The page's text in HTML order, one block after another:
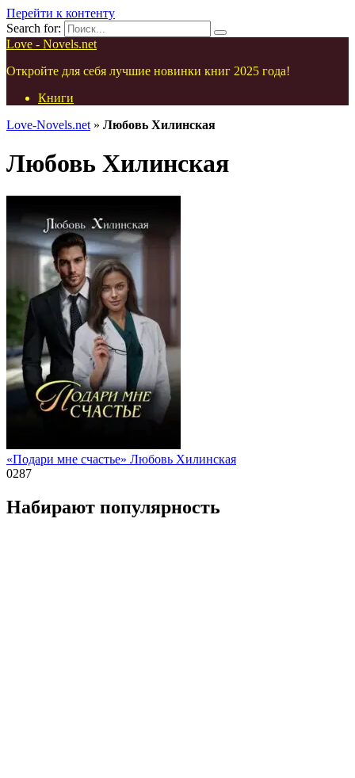
Перейти к контенту
Search for:
Love - Novels.net
Откройте для себя лучшие новинки книг 2025 года!
Книги
Love-Novels.net » Любовь Хилинская
Любовь Хилинская
«Подари мне счастье» Любовь Хилинская
0287
Набирают популярность